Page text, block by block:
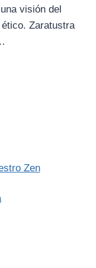
visión del
Zaratustra
Zen